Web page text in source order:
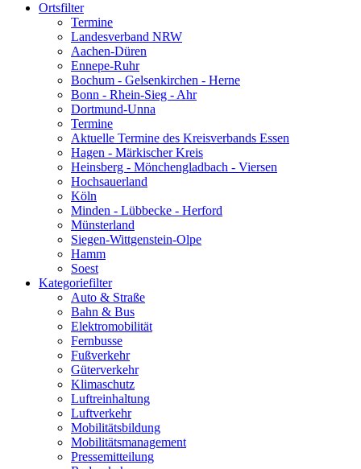
Ortsfilter
Termine
Landesverband NRW
Aachen-Düren
Ennepe-Ruhr
Bochum - Gelsenkirchen - Herne
Bonn - Rhein-Sieg - Ahr
Dortmund-Unna
Termine
Aktuelle Termine des Kreisverbands Essen
Hagen - Märkischer Kreis
Heinsberg - Mönchengladbach - Viersen
Hochsauerland
Köln
Minden - Lübbecke - Herford
Münsterland
Siegen-Wittgenstein-Olpe
Hamm
Soest
Kategoriefilter
Auto & Straße
Bahn & Bus
Elektromobilität
Fernbusse
Fußverkehr
Güterverkehr
Klimaschutz
Luftreinhaltung
Luftverkehr
Mobilitätsbildung
Mobilitätsmanagement
Pressemitteilung